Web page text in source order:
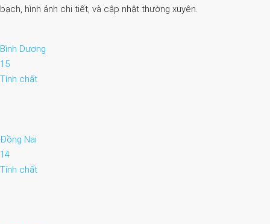
bạch, hình ảnh chi tiết, và cập nhật thường xuyên.
Bình Dương
15
Tính chất
Đồng Nai
14
Tính chất